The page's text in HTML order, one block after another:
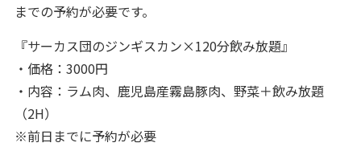
までの予約が必要です。
『サーカス団のジンギスカン×120分飲み放題』
・価格：3000円
・内容：ラム肉、鹿児島産霧島豚肉、野菜＋飲み放題
（2H）
※前日までに予約が必要